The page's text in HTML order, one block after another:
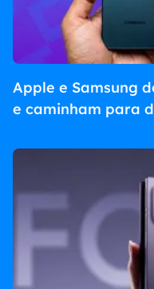
Apple e Samsung
e caminham para